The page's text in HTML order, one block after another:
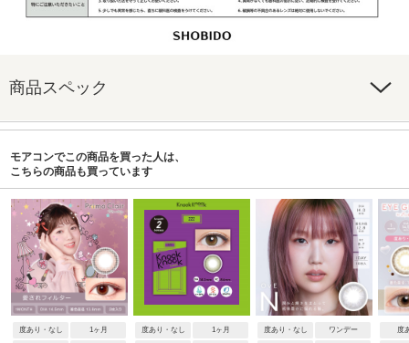
商品スペック
モアコンでこの商品を買った人は、
こちらの商品も買っています
度あり・なし 1ヶ月 度あり・なし 1ヶ月 度あり・なし ワンデー 度